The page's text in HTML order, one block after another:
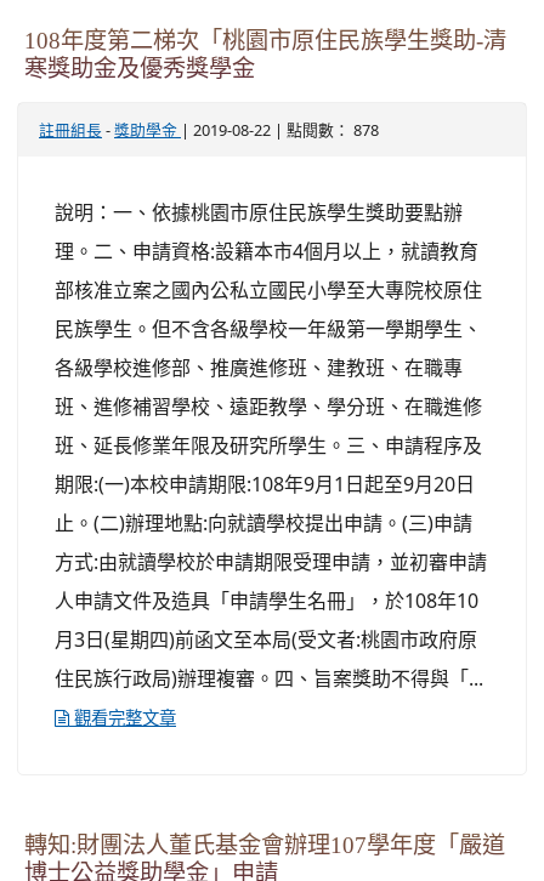
108年度第二梯次「桃園市原住民族學生獎助-清
寒獎助金及優秀獎學金
註冊組長 - 獎助學金 | 2019-08-22 | 點閱數： 878
說明：一、依據桃園市原住民族學生獎助要點辦
理。二、申請資格:設籍本市4個月以上，就讀教育
部核准立案之國內公私立國民小學至大專院校原住
民族學生。但不含各級學校一年級第一學期學生、
各級學校進修部、推廣進修班、建教班、在職專
班、進修補習學校、遠距教學、學分班、在職進修
班、延長修業年限及研究所學生。三、申請程序及
期限:(一)本校申請期限:108年9月1日起至9月20日
止。(二)辦理地點:向就讀學校提出申請。(三)申請
方式:由就讀學校於申請期限受理申請，並初審申請
人申請文件及造具「申請學生名冊」，於108年10
月3日(星期四)前函文至本局(受文者:桃園市政府原
住民族行政局)辦理複審。四、旨案獎助不得與「...
觀看完整文章
轉知:財團法人董氏基金會辦理107學年度「嚴道
博士公益獎助學金」申請